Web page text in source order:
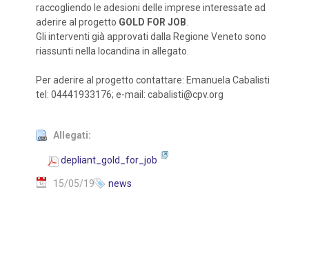
raccogliendo le adesioni delle imprese interessate ad
aderire al progetto GOLD FOR JOB.
Gli interventi già approvati dalla Regione Veneto sono
riassunti nella locandina in allegato.
Per aderire al progetto contattare: Emanuela Cabalisti
tel: 04441933176; e-mail: cabalisti@cpv.org
Allegati:
depliant_gold_for_job
15/05/19 news